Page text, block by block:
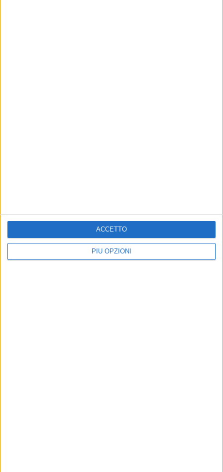
PIÙ OPZIONI
ACCETTO